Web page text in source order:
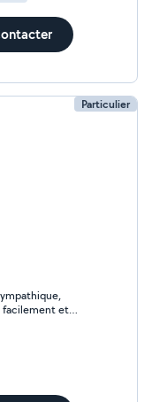
Particulier
facilement et